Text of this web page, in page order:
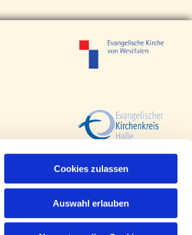
Cookies zulassen
Auswahl erlauben